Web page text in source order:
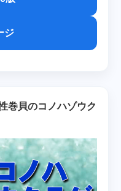
ジ
巻貝のコノハゾウク